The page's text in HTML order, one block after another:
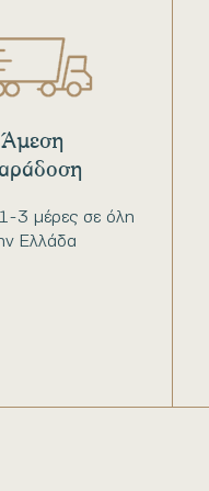
3 μέρες σε όλη
Ελλάδα
Άμεση